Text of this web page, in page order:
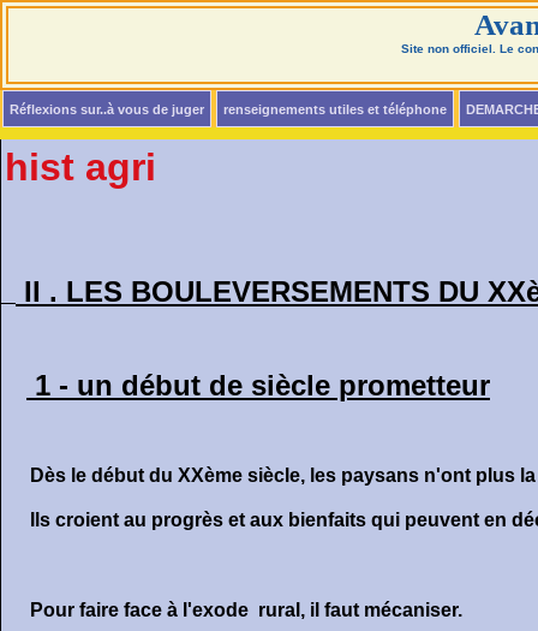
Site non officiel. Le
Réflexions sur..à vous de juger renseignements utiles et téléphone
hist agri
II . LES BOULEVERSEMENTS DU
1 - un début de siècle prometteur
Dès le début du XXème siècle, les paysans n'ont plus
Ils croient au progrès et aux bienfaits qui peuvent en
Pour faire face à l'exode rural, il faut mécaniser.